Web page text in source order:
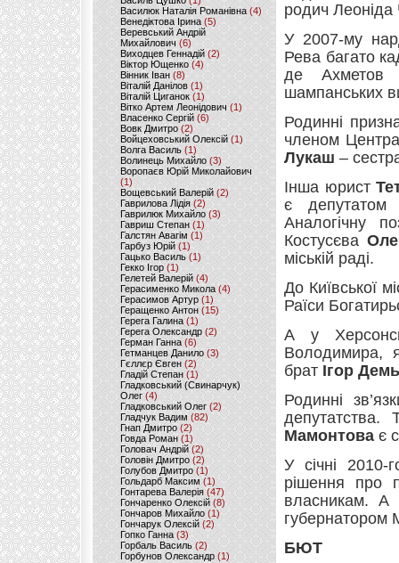
Василюк Наталія Романівна (4)
Венедіктова Ірина(5)
Веревський Андрій
Михайлович (6)
Виходцев Геннадій (2)
Віктор Ющенко (4)
Вінник Іван (8)
Віталій Данілов (1)
Віталій Циганок (1)
Вітко Артем Леонідович(1)
Власенко Сергій (6)
Вовк Дмитро(2)
Войцеховський Олексій(1)
Волга Василь (1)
Волинець Михайло (3)
Воропаєв Юрій Миколайович
(1)
Вощевський Валерій(2)
Гаврилова Лідія (2)
Гаврилюк Михайло (3)
Гавриш Степан (1)
Галстян Авагім (1)
Гарбуз Юрій (1)
Гацько Василь (1)
Гекко Ігор(1)
Гелетей Валерій (4)
Герасименко Микола (4)
Герасимов Артур (1)
Геращенко Антон(15)
Герега Галина (1)
Герега Олександр (2)
Герман Ганна (6)
Гетманцев Данило (3)
Гєллєр Євген (2)
Гладій Степан(1)
Гладковський (Свинарчук)
Олег (4)
Гладковський Олег (2)
Гладчук Вадим (82)
Гнап Дмитро (2)
Говда Роман(1)
Головач Андрій (2)
Головін Дмитро (2)
Голубов Дмитро (1)
Гольдарб Максим(1)
Гонтарева Валерія (47)
Гончаренко Олексій(8)
Гончаров Михайло (1)
Гончарук Олексій (2)
Гопко Ганна (3)
Горбаль Василь (2)
Горбунов Олександр (1)
родич Леоніда
У 2007-му
Рева багато
де Ахметов
шампанських
Родинні
членом
Лукаш –
Інша юрист
є депутатом
Аналогічну
Костусєва
міській раді.
До Київської
Раїси
А у
Володимира,
брат Ігор
Родинні
Мамонтова є
У січні 2010-
рішення про
власникам. А
губернатором
БЮТ